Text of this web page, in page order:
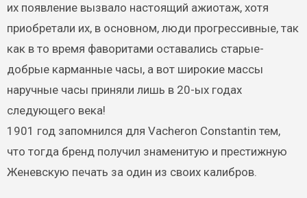
их появление вызвало настоящий ажиотаж, хотя
приобретали их, в основном, люди прогрессивные, так
как в то время фаворитами оставались старые-
добрые карманные часы, а вот широкие массы
наручные часы приняли лишь в 20-ых годах
следующего века!
1901 год запомнился для Vacheron Constantin тем,
что тогда бренд получил знаменитую и престижную
Женевскую печать за один из своих калибров.